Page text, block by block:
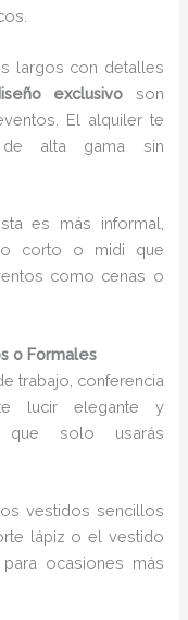
largos con detalles
exclusivo son
El alquiler te
alta gama sin
es más informal,
corto o midi que
como cenas o
o Formales
trabajo, conferencia
lucir elegante y
que solo usarás
vestidos sencillos
lápiz o el vestido
para ocasiones más